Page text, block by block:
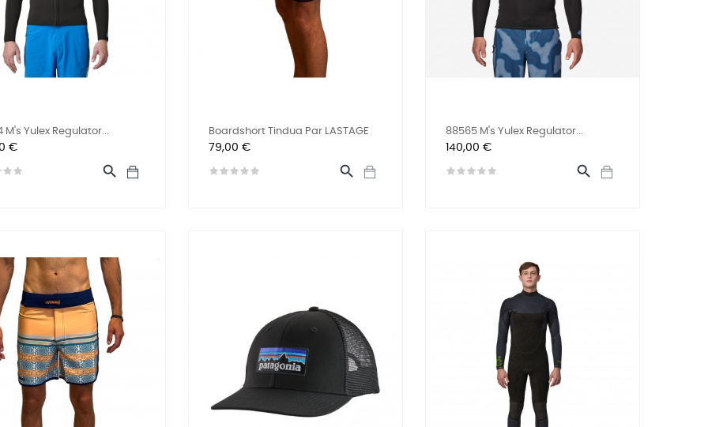
M's Yulex Regulator...
€

Boardshort Tindua Par LASTAGE
Prix
79,00 €

88565 M's Yulex Regulator...
Prix
140,00 €
